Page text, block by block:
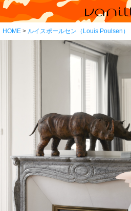
HOME ルイスポールセン（Louis Poulsen）